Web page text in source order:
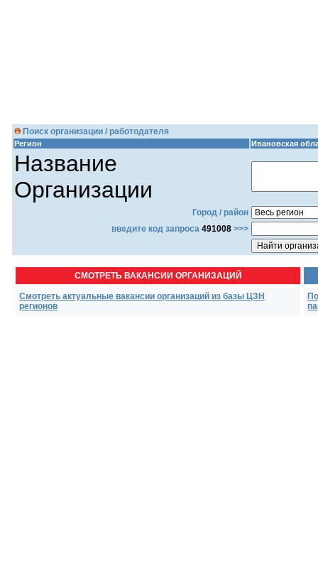
Поиск организации / работодателя
Регион Ивановская
Название
Организации
Город / район
введите код запроса 491008 >>>
СМОТРЕТЬ ВАКАНСИИ ОРГАНИЗАЦИЙ
Смотреть актуальные вакансии организаций из базы ЦЗН
регионов